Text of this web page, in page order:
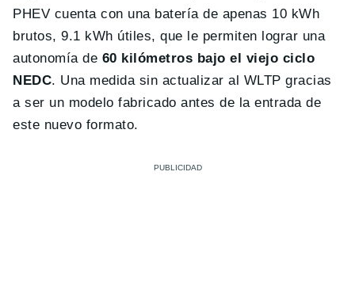
PHEV cuenta con una batería de apenas 10 kWh
brutos, 9.1 kWh útiles, que le permiten lograr una
autonomía de 60 kilómetros bajo el viejo ciclo
NEDC. Una medida sin actualizar al WLTP gracias
a ser un modelo fabricado antes de la entrada de
este nuevo formato.